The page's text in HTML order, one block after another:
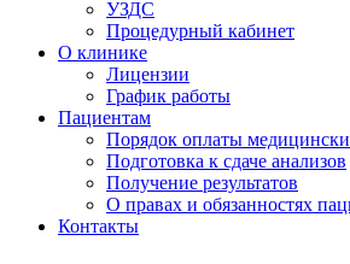
УЗДС
Процедурный кабинет
О клинике
Лицензии
График работы
Пациентам
Порядок оплаты
Подготовка к сдаче анализов
Получение результатов
О правах и обязанностях
Контакты